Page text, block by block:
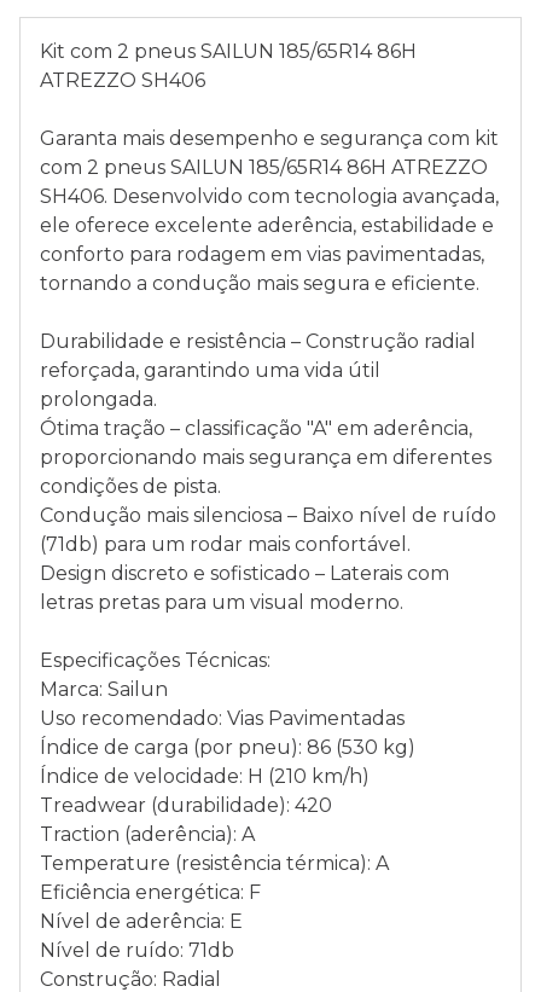
Kit com 2 pneus SAILUN 185/65R14 86H
ATREZZO SH406
Garanta mais desempenho e segurança com kit
com 2 pneus SAILUN 185/65R14 86H ATREZZO
SH406. Desenvolvido com tecnologia avançada,
ele oferece excelente aderência, estabilidade e
conforto para rodagem em vias pavimentadas,
tornando a condução mais segura e eficiente.
Durabilidade e resistência – Construção radial
reforçada, garantindo uma vida útil
prolongada.
Ótima tração – classificação "A" em aderência,
proporcionando mais segurança em diferentes
condições de pista.
Condução mais silenciosa – Baixo nível de ruído
(71db) para um rodar mais confortável.
Design discreto e sofisticado – Laterais com
letras pretas para um visual moderno.
Especificações Técnicas:
Marca: Sailun
Uso recomendado: Vias Pavimentadas
Índice de carga (por pneu): 86 (530 kg)
Índice de velocidade: H (210 km/h)
Treadwear (durabilidade): 420
Traction (aderência): A
Temperature (resistência térmica): A
Eficiência energética: F
Nível de aderência: E
Nível de ruído: 71db
Construção: Radial